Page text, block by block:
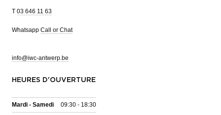
T 03 646 11 63
Whatsapp Call or Chat
info@iwc-antwerp.be
HEURES D'OUVERTURE
Mardi - Samedi 09:30 - 18:30